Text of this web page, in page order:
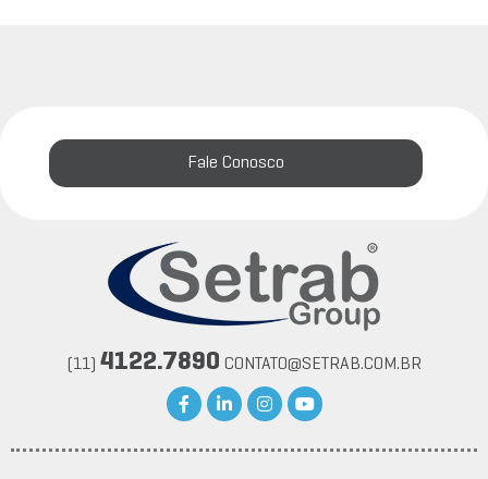
(11) 4122.7890 CONTATO@SETRAB.COM.BR
Fale Conosco